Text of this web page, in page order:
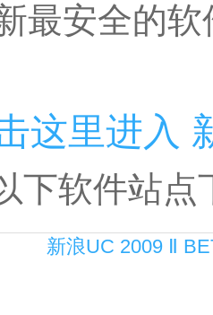
最安全的
这里进入
下软件站点
新浪UC 2009 Ⅱ